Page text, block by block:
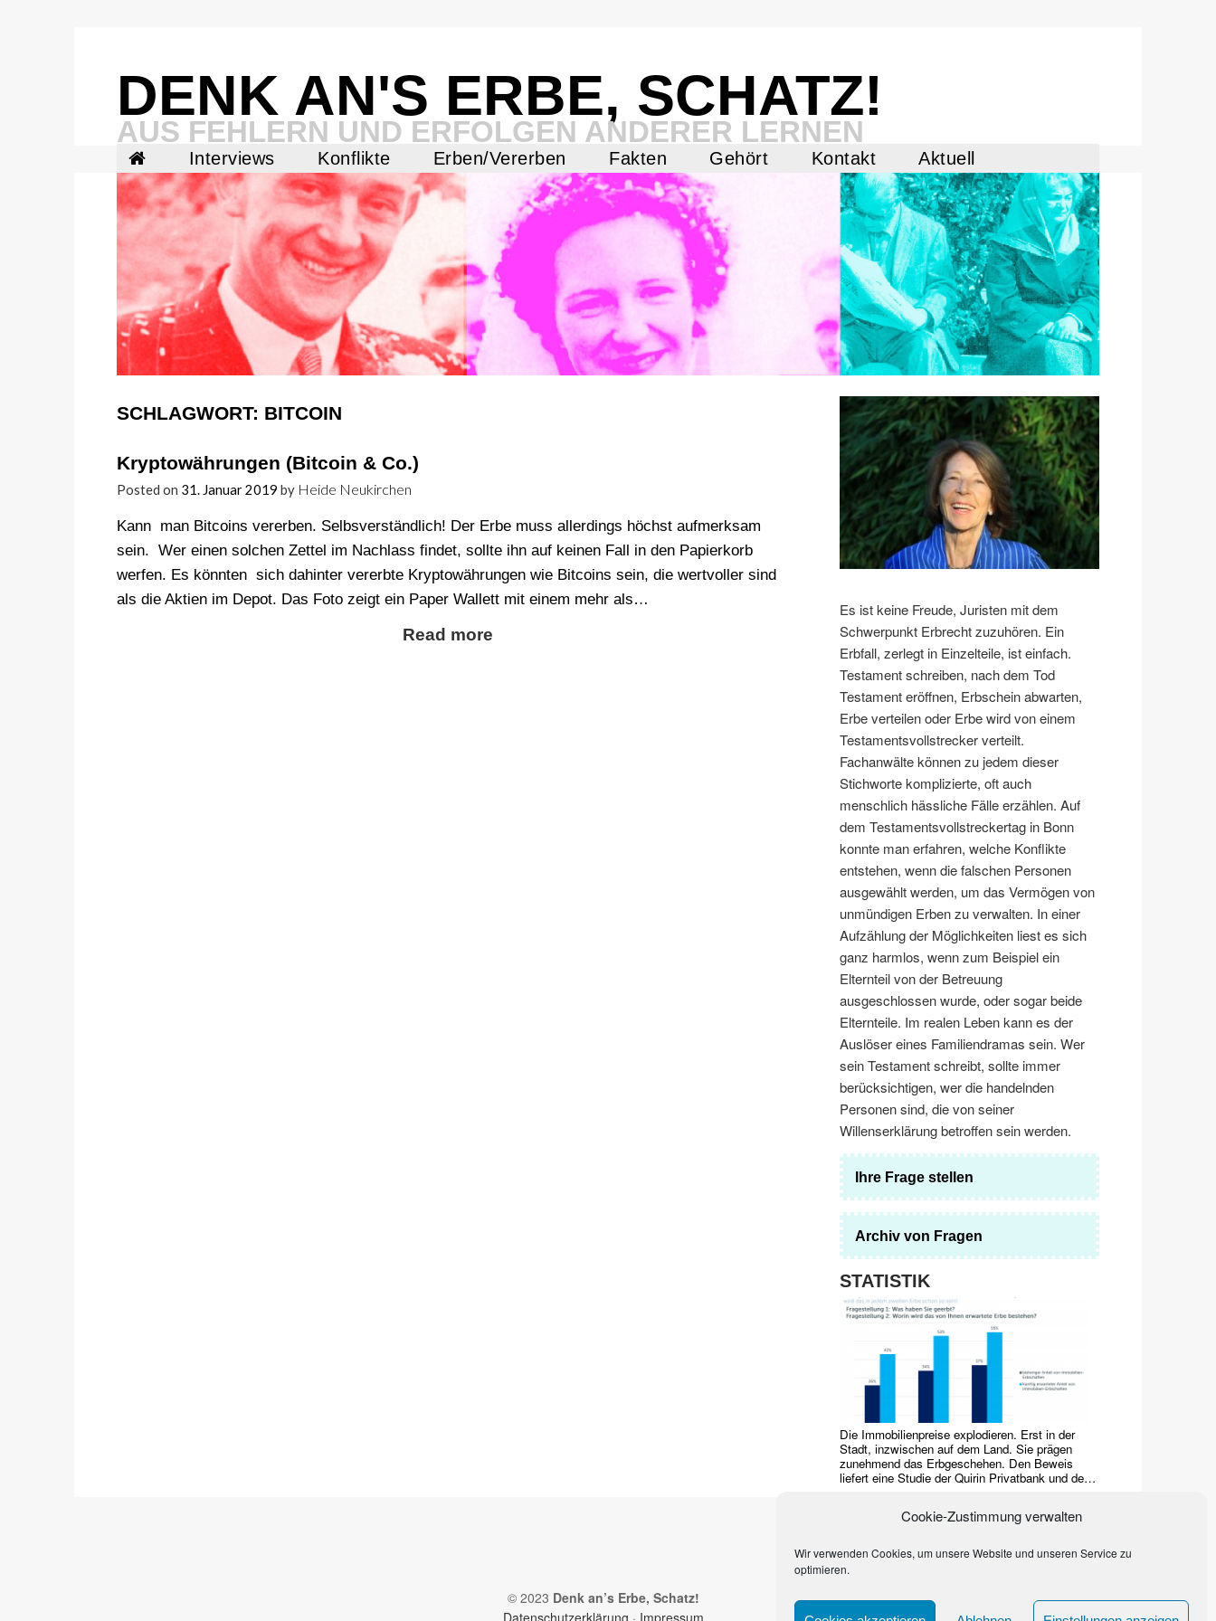
Cookie-Zustimmung verwalten
Wir verwenden Cookies, um unsere Website und unseren Service zu
optimieren.
DENK AN'S ERBE, SCHATZ!
AUS FEHLERN UND ERFOLGEN ANDERER LERNEN
Interviews Konflikte Erben/Vererben Fakten Gehört Kontakt Aktuell
SCHLAGWORT: BITCOIN
Kryptowährungen (Bitcoin & Co.)
Posted on 31. Januar 2019 by Heide Neukirchen
Kann man Bitcoins vererben. Selbsverständlich! Der Erbe muss allerdings höchst aufmerksam
sein. Wer einen solchen Zettel im Nachlass findet, sollte ihn auf keinen Fall in den Papierkorb
werfen. Es könnten sich dahinter vererbte Kryptowährungen wie Bitcoins sein, die wertvoller sind
als die Aktien im Depot. Das Foto zeigt ein Paper Wallett mit einem mehr als…
Read more
Es ist keine Freude, Juristen mit dem
Schwerpunkt Erbrecht zuzuhören. Ein
Erbfall, zerlegt in Einzelteile, ist einfach.
Testament schreiben, nach dem Tod
Testament eröffnen, Erbschein abwarten,
Erbe verteilen oder Erbe wird von einem
Testamentsvollstrecker verteilt.
Fachanwälte können zu jedem dieser
Stichworte komplizierte, oft auch
menschlich hässliche Fälle erzählen. Auf
dem Testamentsvollstreckertag in Bonn
konnte man erfahren, welche Konflikte
entstehen, wenn die falschen Personen
ausgewählt werden, um das Vermögen von
unmündigen Erben zu verwalten. In einer
Aufzählung der Möglichkeiten liest es sich
ganz harmlos, wenn zum Beispiel ein
Elternteil von der Betreuung
ausgeschlossen wurde, oder sogar beide
Elternteile. Im realen Leben kann es der
Auslöser eines Familiendramas sein. Wer
sein Testament schreibt, sollte immer
berücksichtigen, wer die handelnden
Personen sind, die von seiner
Willenserklärung betroffen sein werden.
Ihre Frage stellen
Archiv von Fragen
STATISTIK
Die Immobilienpreise explodieren. Erst in der
Stadt, inzwischen auf dem Land. Sie prägen
zunehmend das Erbgeschehen. Den Beweis
liefert eine Studie der Quirin Privatbank und des
© 2023 Denk an’s Erbe, Schatz!